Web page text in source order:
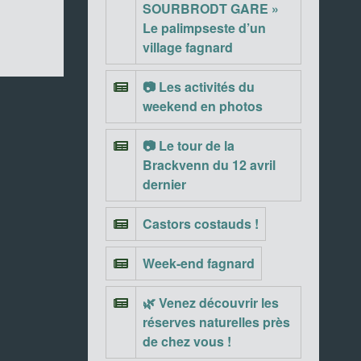
SOURBRODT GARE »
Le palimpseste d’un
village fagnard
📷 Les activités du
weekend en photos
📷 Le tour de la
Brackvenn du 12 avril
dernier
Castors costauds !
Week-end fagnard
🌿 Venez découvrir les
réserves naturelles près
de chez vous !